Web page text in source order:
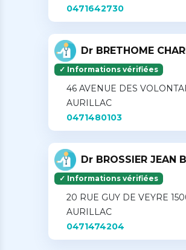
0471642730
Dr BRETHOME
✓ Informations vérifiées
46 AVENUE DES
AURILLAC
0471480103
Dr BROSSIER JEAN
✓ Informations vérifiées
20 RUE GUY DE VEYRE
AURILLAC
0471474204